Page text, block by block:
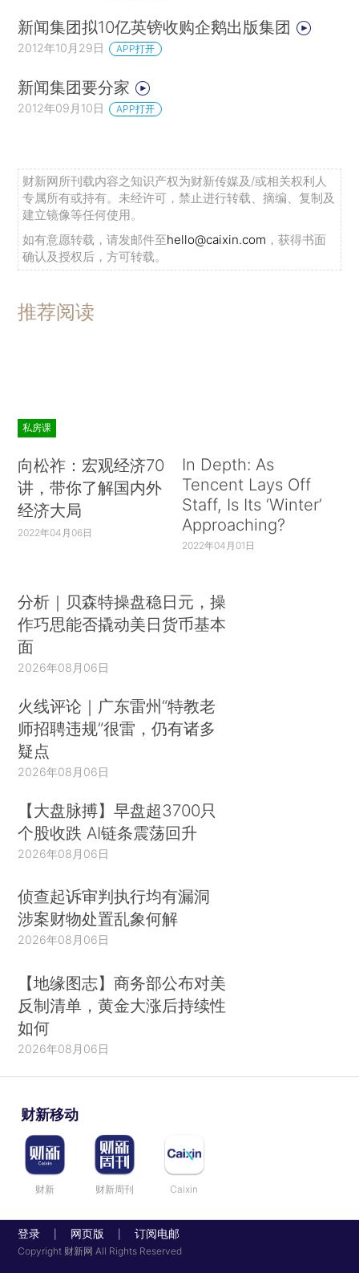
新闻集团拟10亿英镑收购企鹅出版集团
2012年10月29日 APP打开
新闻集团要分家
2012年09月10日 APP打开
财新网所刊载内容之知识产权为财新传媒及/或相关权利人
专属所有或持有。未经许可，禁止进行转载、摘编、复制及
建立镜像等任何使用。
如有意愿转载，请发邮件至hello@caixin.com ，获得书面
确认及授权后，方可转载。
推荐阅读
私房课
向松祚：宏观经济70
讲，带你了解国内外
经济大局
2022年04月06日
In Depth: As
Tencent Lays Off
Staff, Is Its ‘Winter’
Approaching?
2022年04月01日
分析｜贝森特操盘稳日元，操
作巧思能否撬动美日货币基本
面
2026年08月06日
火线评论｜广东雷州“特教老
师招聘违规”很雷，仍有诸多
疑点
2026年08月06日
【大盘脉搏】早盘超3700只
个股收跌 AI链条震荡回升
2026年08月06日
侦查起诉审判执行均有漏洞
涉案财物处置乱象何解
2026年08月06日
【地缘图志】商务部公布对美
反制清单，黄金大涨后持续性
如何
2026年08月06日
财新移动
财新 财新周刊 Caixin
登录 网页版 订阅电邮
Copyright 财新网 All Rights Reserved